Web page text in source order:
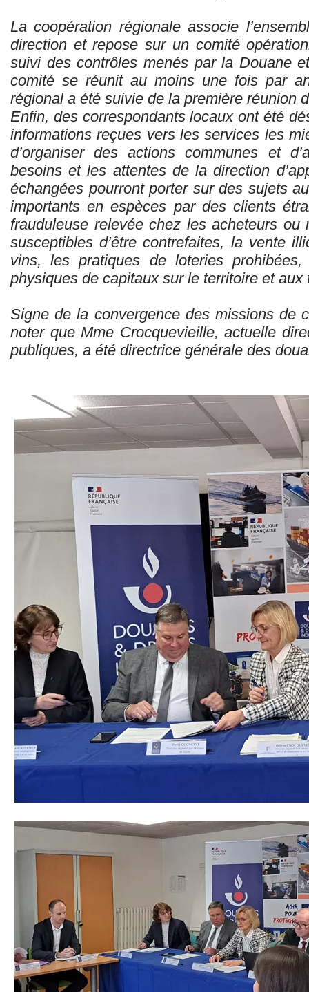
La coopération régionale associe
direction et repose sur un comité
suivi des contrôles menés par la Douane
comité se réunit au moins une fois par
régional a été suivie de la première réunion
Enfin, des correspondants locaux ont été
informations reçues vers les services les
d’organiser des actions communes et
besoins et les attentes de la direction
échangées pourront porter sur des sujets
importants en espèces par des clients
frauduleuse relevée chez les acheteurs ou
susceptibles d’être contrefaites, la vente
vins, les pratiques de loteries
physiques de capitaux sur le territoire et
Signe de la convergence des missions de
noter que Mme Crocquevieille, actuelle
publiques, a été directrice générale des